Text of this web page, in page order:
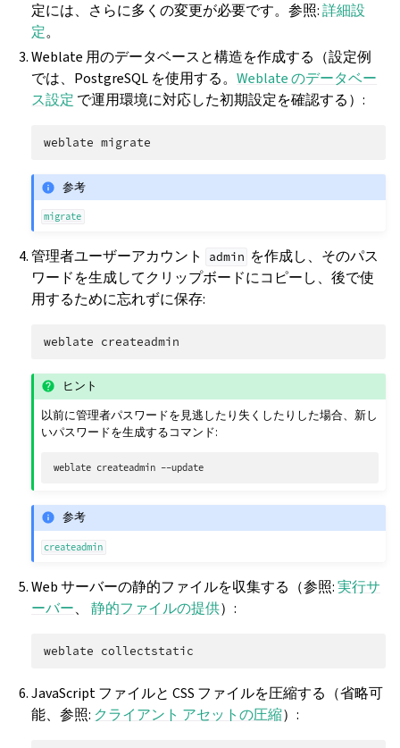
定には、さらに多くの変更が必要です。参照:詳細設
定。
Weblate 用のデータベースと構造を作成する（設定例
では、PostgreSQL を使用する。Weblate のデータベー
ス設定 で運用環境に対応した初期設定を確認する）:
weblate
参考
migrate
管理者ユーザーアカウント admin を作成し、そのパス
ワードを生成してクリップボードにコピーし、後で使
用するために忘れずに保存:
weblate
ヒント
以前に管理者パスワードを見逃したり失くしたりした場合、新し
いパスワードを生成するコマンド:
weblate createadmin
参考
createadmin
Web サーバーの静的ファイルを収集する（参照:実行サ
ーバー、静的ファイルの提供）:
weblate
JavaScript ファイルと CSS ファイルを圧縮する（省略可
能、参照: クライアント アセットの圧縮）: